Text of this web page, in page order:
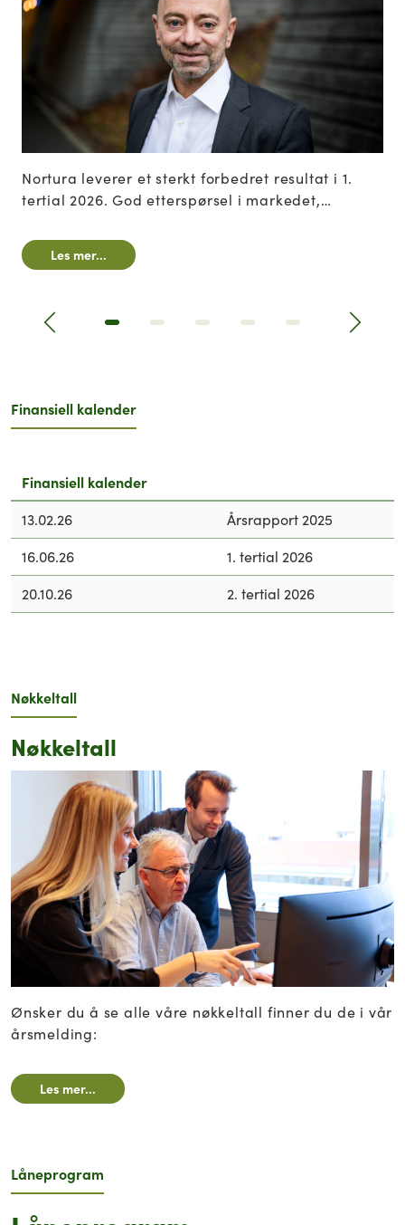
Nortura leverer et solid resultat for 2025.
Forbedring og forenkling i industrien, god
prestasjoner, gir Nortura fremgang.
Les mer...
Tidligere Next|t
Finansiell kalender
Finansiell kalender
13.02.26
Årsrapport 2025
16.06.26
1. tertial 2026
20.10.26
2. tertial 2026
Nøkkeltall
Nøkkeltall
Ønsker du å se alle våre nøkkeltall finner du de i vår
årsmelding:
Les mer...
Låneprogram